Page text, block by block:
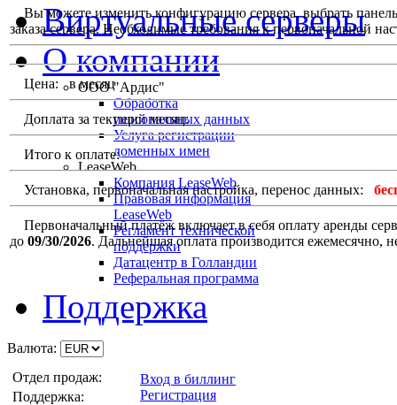
Виртуальные серверы
О компании
ООО "Ардис"
Обработка
персональных данных
Услуга регистрации
доменных имен
LeaseWeb
Компания LeaseWeb
Правовая информация
LeaseWeb
Регламент технической
поддержки
Датацентр в Голландии
Реферальная программа
Поддержка
Валюта:
Отдел продаж:
Поддержка:
Вход в биллинг
Регистрация
Вы можете изменить конфигурацию сервера, выбрать
заказа сервера. Необходимые требования к первоначальной
Цена:в месяц
Доплата за текущий месяц:
Итого к оплате:
Установка, первоначальная настройка, перенос данных:
Первоначальный платёж включает в себя оплату аренды
до 09/30/2026. Дальнейшая оплата производится ежемесячно,